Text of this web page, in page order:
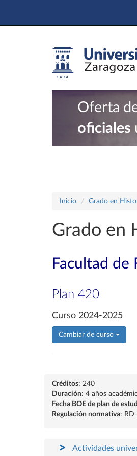
Oferta
oficiales
Inicio Grado en
Grado en
Facultad de
Plan 420
Curso 2024-2025
Cambiar de curso
Créditos: 240
Duración: 4 años
Fecha BOE de plan de
Regulación normativa: RD
Actividades